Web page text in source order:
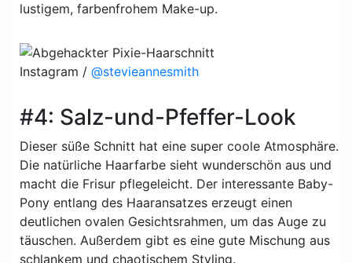
lustigem, farbenfrohem Make-up.
Instagram / @stevieannesmith
#4: Salz-und-Pfeffer-Look
Dieser süße Schnitt hat eine super coole Atmosphäre.
Die natürliche Haarfarbe sieht wunderschön aus und
macht die Frisur pflegeleicht. Der interessante Baby-
Pony entlang des Haaransatzes erzeugt einen
deutlichen ovalen Gesichtsrahmen, um das Auge zu
täuschen. Außerdem gibt es eine gute Mischung aus
schlankem und chaotischem Styling.